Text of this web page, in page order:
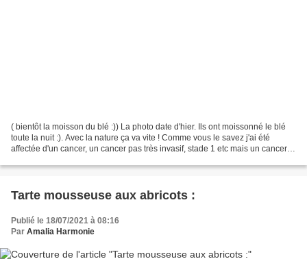
( bientôt la moisson du blé :)) La photo date d'hier. Ils ont moissonné le blé
toute la nuit :). Avec la nature ça va vite ! Comme vous le savez j'ai été
affectée d'un cancer, un cancer pas très invasif, stade 1 etc mais un cancer
Tarte mousseuse aux abricots :
Publié le 18/07/2021 à 08:16
Par Amalia Harmonie